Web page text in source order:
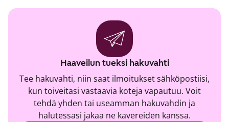
Haaveilun tueksi hakuvahti
Tee hakuvahti, niin saat ilmoitukset sähköpostiisi,
kun toiveitasi vastaavia koteja vapautuu. Voit
tehdä yhden tai useamman hakuvahdin ja
halutessasi jakaa ne kavereiden kanssa.